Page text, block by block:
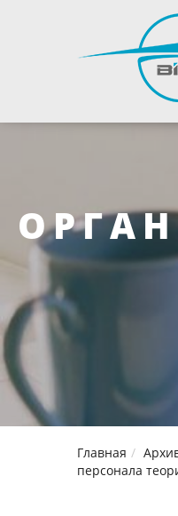
Главная
персонала